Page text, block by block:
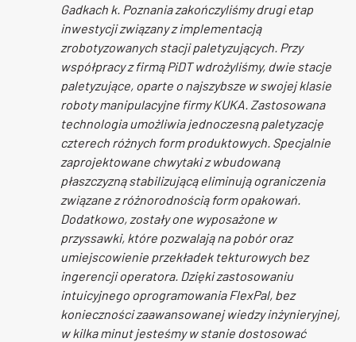
Gadkach k. Poznania zakończyliśmy drugi etap
inwestycji związany z implementacją
zrobotyzowanych stacji paletyzujących. Przy
współpracy z firmą PiDT wdrożyliśmy, dwie stacje
paletyzujące, oparte o najszybsze w swojej klasie
roboty manipulacyjne firmy KUKA. Zastosowana
technologia umożliwia jednoczesną paletyzację
czterech różnych form produktowych. Specjalnie
zaprojektowane chwytaki z wbudowaną
płaszczyzną stabilizującą eliminują ograniczenia
związane z różnorodnością form opakowań.
Dodatkowo, zostały one wyposażone w
przyssawki, które pozwalają na pobór oraz
umiejscowienie przekładek tekturowych bez
ingerencji operatora. Dzięki zastosowaniu
intuicyjnego oprogramowania FlexPal, bez
konieczności zaawansowanej wiedzy inżynieryjnej,
w kilka minut jesteśmy w stanie dostosować